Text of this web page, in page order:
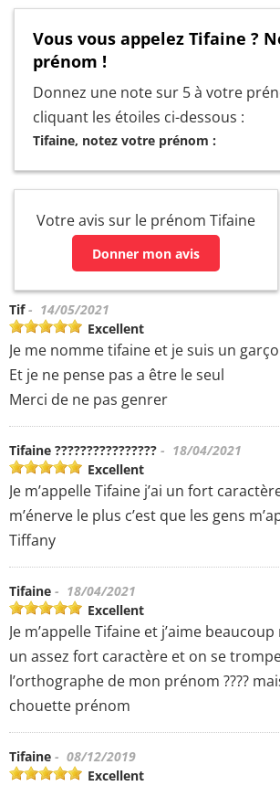
Vous vous appelez Tifaine ?
prénom !
Donnez une note sur 5 à votre
cliquant les étoiles ci-dessous :
Tifaine, notez votre prénom :
Votre avis sur le prénom Tifaine
Donner mon avis
Tif- 14/05/2021
Excellent
Je me nomme tifaine et je suis un
Et je ne pense pas a être le seul
Merci de ne pas genrer
Tifaine ???????????????? - 18/04/2021
Excellent
Je m’appelle Tifaine j’ai un fort
m’énerve le plus c’est que les gens
Tiffany
Tifaine - 18/04/2021
Excellent
Je m’appelle Tifaine et j’aime
un assez fort caractère et on se
l’orthographe de mon prénom ????
chouette prénom
Tifaine - 08/12/2019
Excellent